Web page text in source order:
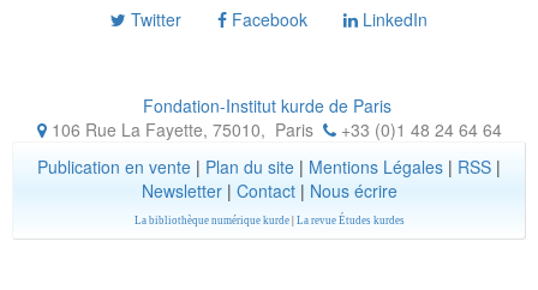
Twitter Facebook LinkedIn
Fondation-Institut kurde de Paris
106 Rue La Fayette, 75010, Paris
+33 (0)1 48 24 64 64
Publication en vente | Plan du site | Mentions Légales | RSS |
Newsletter| Contact| Nous écrire
La bibliothèque numérique kurde| La revue Études kurdes